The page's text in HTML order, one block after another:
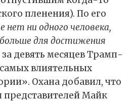
пленения). По его
нет ни одного человека,
для достижения
девять месяцев Трамп-
влиятельных
Охана добавил, что
представителей Майк